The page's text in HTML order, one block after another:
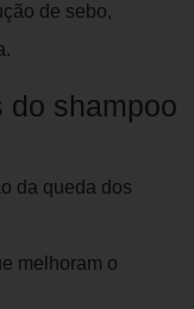
de sebo,
do shampoo
da queda dos
melhoram o